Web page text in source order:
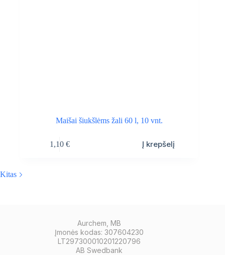
Maišai šiukšlėms žali 60 l, 10 vnt.
1,10 € Į krepšelį
Kitas
Aurchem, MB
Įmonės kodas: 307604230
LT297300010201220796
AB Swedbank